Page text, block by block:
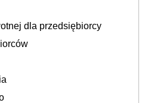
dla przedsiębiorcy